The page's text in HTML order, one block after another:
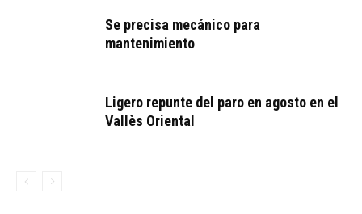
Se precisa mecánico para
mantenimiento
Ligero repunte del paro en agosto en el
Vallès Oriental